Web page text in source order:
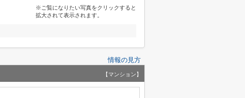
※ご覧になりたい写真をクリックすると
拡大されて表示されます。
情報の見方
【マンション】